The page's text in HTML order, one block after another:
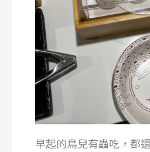
早起的鳥兒有蟲吃，都